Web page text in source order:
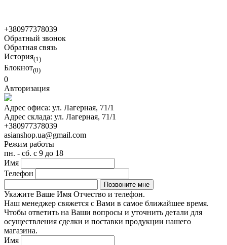
+380977378039
Обратный звонок
Обратная связь
История(1)
Блокнот(0)
0
Авторизация
Адрес офиса: ул. Лагерная, 71/1
Адрес склада: ул. Лагерная, 71/1
+380977378039
asianshop.ua@gmail.com
Режим работы
пн. - сб. с 9 до 18
Имя
Телефон
Укажите Ваше Имя Отчество и телефон.
Наш менеджер свяжется с Вами в самое ближайшее время.
Чтобы ответить на Ваши вопросы и уточнить детали для
осуществления сделки и поставки продукции нашего
магазина.
Имя